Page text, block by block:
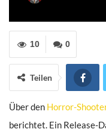
0
10
Teilen
Über den Horror-
berichtet. Ein Release-